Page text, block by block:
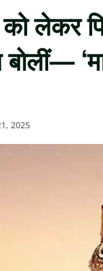
को लेकर
2025